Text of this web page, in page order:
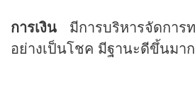
การเงิน มีการบริหารจัดการ
อย่างเป็นโชค มีฐานะดีขึ้นมา